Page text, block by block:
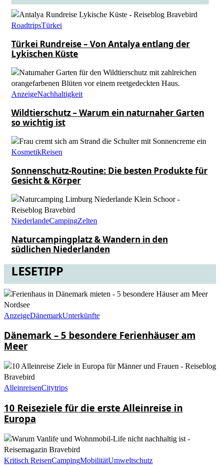
RoadtripsTürkei
Türkei Rundreise – Von Antalya entlang der
Lykischen Küste
AnzeigeNachhaltigkeit
Wildtierschutz – Warum ein naturnaher Garten
so wichtig ist
KosmetikReisen
Sonnenschutz-Routine: Die besten Produkte für
Gesicht & Körper
NiederlandeCampingZelten
Naturcampingplatz & Wandern in den
südlichen Niederlanden
LESETIPP
AnzeigeDänemarkUnterkünfte
Dänemark – 5 besondere Ferienhäuser am
Meer
AlleinreisenCitytrips
10 Reiseziele für die erste Alleinreise in
Europa
Kritisch ReisenCampingMobilitätUmweltschutz